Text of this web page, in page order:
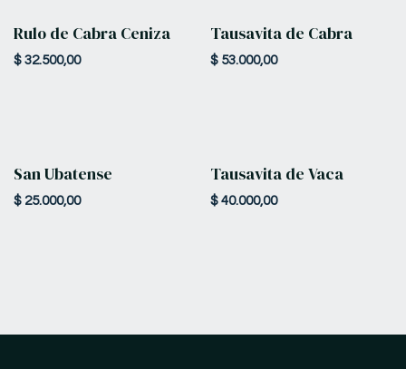
Rulo de Cabra Ceniza
$ 32.500,00
Tausavita de Cabra
$ 53.000,00
San Ubatense
$ 25.000,00
Tausavita de Vaca
$ 40.000,00